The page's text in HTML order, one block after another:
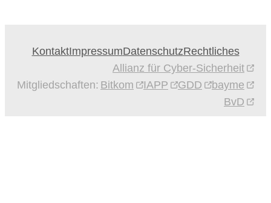
KontaktImpressumDatenschutzRechtliches
Mitgliedschaften:
Allianz für Cyber-Sicherheit
Bitkom
IAPP GDD
bayme
BvD